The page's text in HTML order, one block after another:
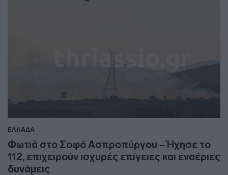
ΕΛΛΑΔΑ
Φωτιά στο Σοφό Ασπροπύργου – Ήχησε το
112, επιχειρούν ισχυρές επίγειες και εναέριες
δυνάμεις